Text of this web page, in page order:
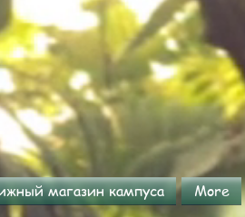
магазин кампуса More